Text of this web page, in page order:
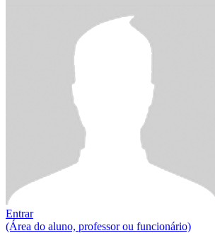
Entrar
(Área do aluno, professor ou funcionário)